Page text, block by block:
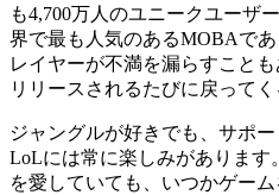
も4,700万人のユニークユーザ
界で最も人気のあるMOBAで
レイヤーが不満を漏らすこと
リリースされるたびに戻ってく
ジャングルが好きでも、サポ
LoLには常に楽しみがありま
を愛していても、いつかゲー